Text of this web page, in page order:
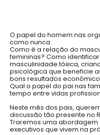
O papel do homem nas
como nunca.
Como é a relação do
femininas? Como
masculinidade tóxica,
psicológica que beneficie
bons resultados
Qual o papel do pai nas
tempo entre vidas
Neste mês dos pais,
discussão tão presente no
Traremos uma
executivos que vivem na